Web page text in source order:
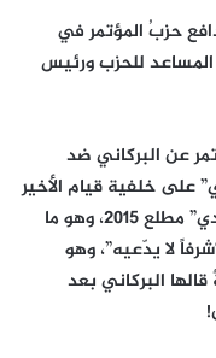
حزبُ المؤتمر في
المساعد للحزب ورئيس
عن البركاني ضد
على خلفية قيام الأخير
باتهامِ الأول بالضلوع في تهريب “الفار هادي” مطلع 2015، وهو ما
لا يدّعيه”، وهو
البركاني بعد